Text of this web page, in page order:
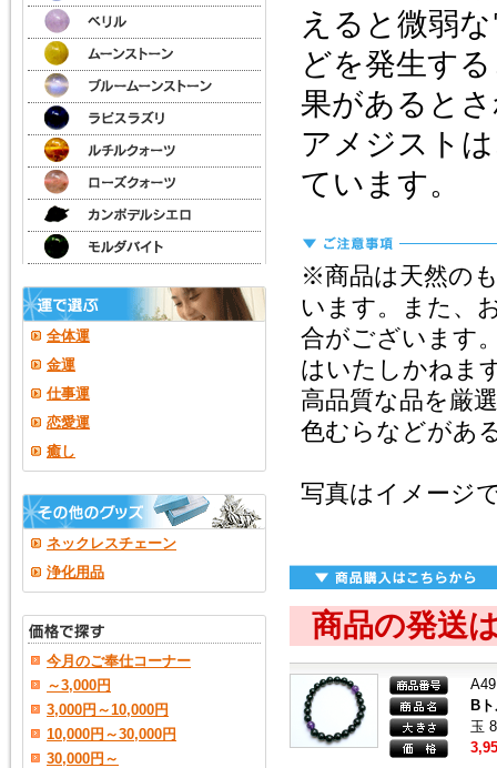
全体運
金運
仕事運
恋愛運
癒し
ネックレスチェーン
浄化用品
今月のご奉仕コーナー
～3,000円
3,000円～10,000円
10,000円～30,000円
30,000円～
えると微弱
どを発生す
果があると
アメジスト
ています。
※商品は天然の
います。また、
合がございます
はいたしかねま
高品質な品を厳
色むらなどがあ
写真はイメージ
商品の発送
A49
B
玉